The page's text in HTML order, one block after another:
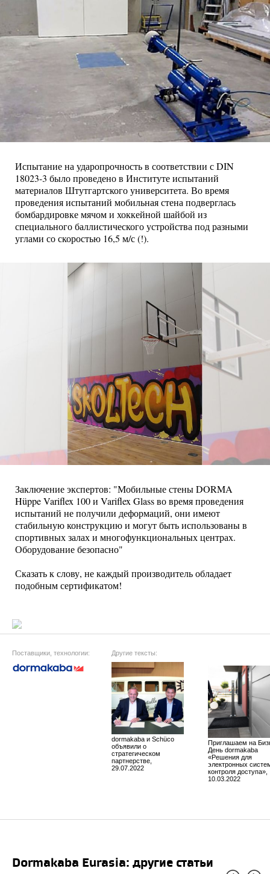
Испытание на ударопрочность в соответствии с DIN
18023-3 было проведено в Институте испытаний
материалов Штутгартского университета. Во время
проведения испытаний мобильная стена подверглась
бомбардировке мячом и хоккейной шайбой из
специального баллистического устройства под разными
углами со скоростью 16,5 м/с (!).
Заключение экспертов: "Мобильные стены DORMA
Hüppe Variflex 100 и Variflex Glass во время проведения
испытаний не получили деформаций, они имеют
стабильную конструкцию и могут быть использованы в
спортивных залах и многофункциональных центрах.
Оборудование безопасно"
Сказать к слову, не каждый производитель обладает
подобным сертификатом!
Поставщики, технологии: Другие тексты:
dormakaba и Schüco
объявили о
стратегическом
партнерстве,
29.07.2022
Приглашаем на
День dormakaba
«Решения для
электронных
контроля доступа»,
10.03.2022
dormakaba Eurasia: другие статьи